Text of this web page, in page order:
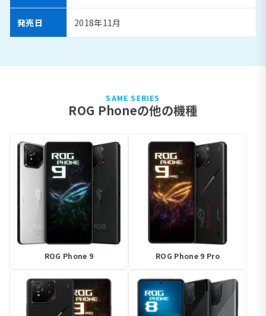
発売日 2018年11月
SAME SERIES
ROG Phoneの他の機種
ROG Phone 9 ROG Phone 9 Pro